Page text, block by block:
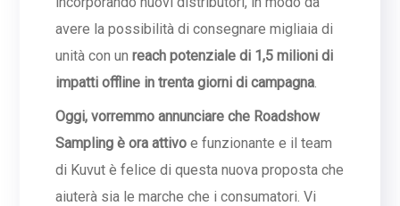
avere la possibilità di consegnare migliaia di
unità con unreach potenziale di 1,5 milioni di
impatti offline in trenta giorni di campagna.
Oggi, vorremmo annunciare che Roadshow
Sampling è ora attivo e funzionante e il team
di Kuvut è felice di questa nuova proposta che
aiuterà sia le marche che i consumatori. Vi